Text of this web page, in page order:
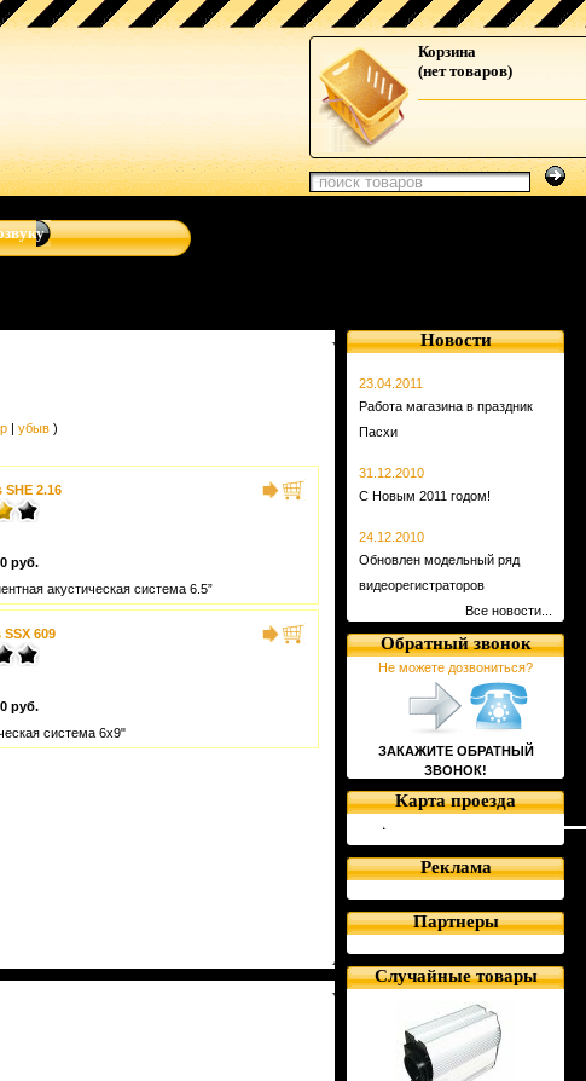
навигационные системы от Clarion, Mystery, Kicker, Prology,
Корзина
(нет товаров)
| убыв)
2.16
руб.
акустическая система 6.5”
609
руб.
система 6x9"
Новости
23.04.2011
Работа магазина в праздник
Пасхи
31.12.2010
С Новым 2011 годом!
24.12.2010
Обновлен модельный ряд
видеорегистраторов
Все новости...
Обратный звонок
Не можете дозвониться?
ЗАКАЖИТЕ ОБРАТНЫЙ
ЗВОНОК!
Карта проезда
Реклама
Партнеры
Случайные товары